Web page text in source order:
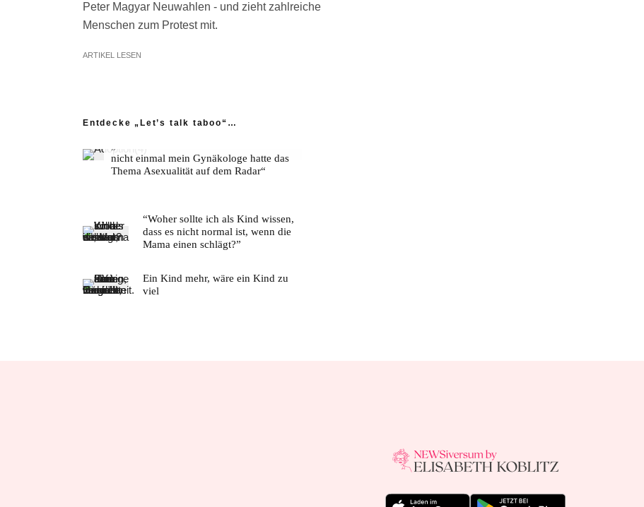
Peter Magyar Neuwahlen - und zieht zahlreiche
Menschen zum Protest mit.
ARTIKEL LESEN
Entdecke „Let’s talk taboo“…
nicht einmal mein Gynäkologe hatte das
Thema Asexualität auf dem Radar“
“Woher sollte ich als Kind wissen,
dass es nicht normal ist, wenn die
Mama einen schlägt?”
Ein Kind mehr, wäre ein Kind zu
viel